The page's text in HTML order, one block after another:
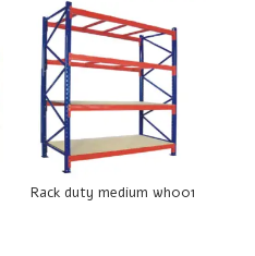
Rack duty medium wh001